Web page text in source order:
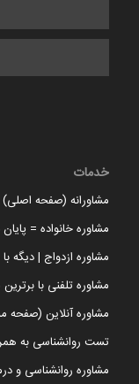
خدمات
مشاورانه (صفحه اصلی)
مشاوره خانواده =
مشاوره ازدواج | دیگه
مشاوره تلفنی با
مشاوره آنلاین
تست روانشناسی به
مشاوره روانشناسی و